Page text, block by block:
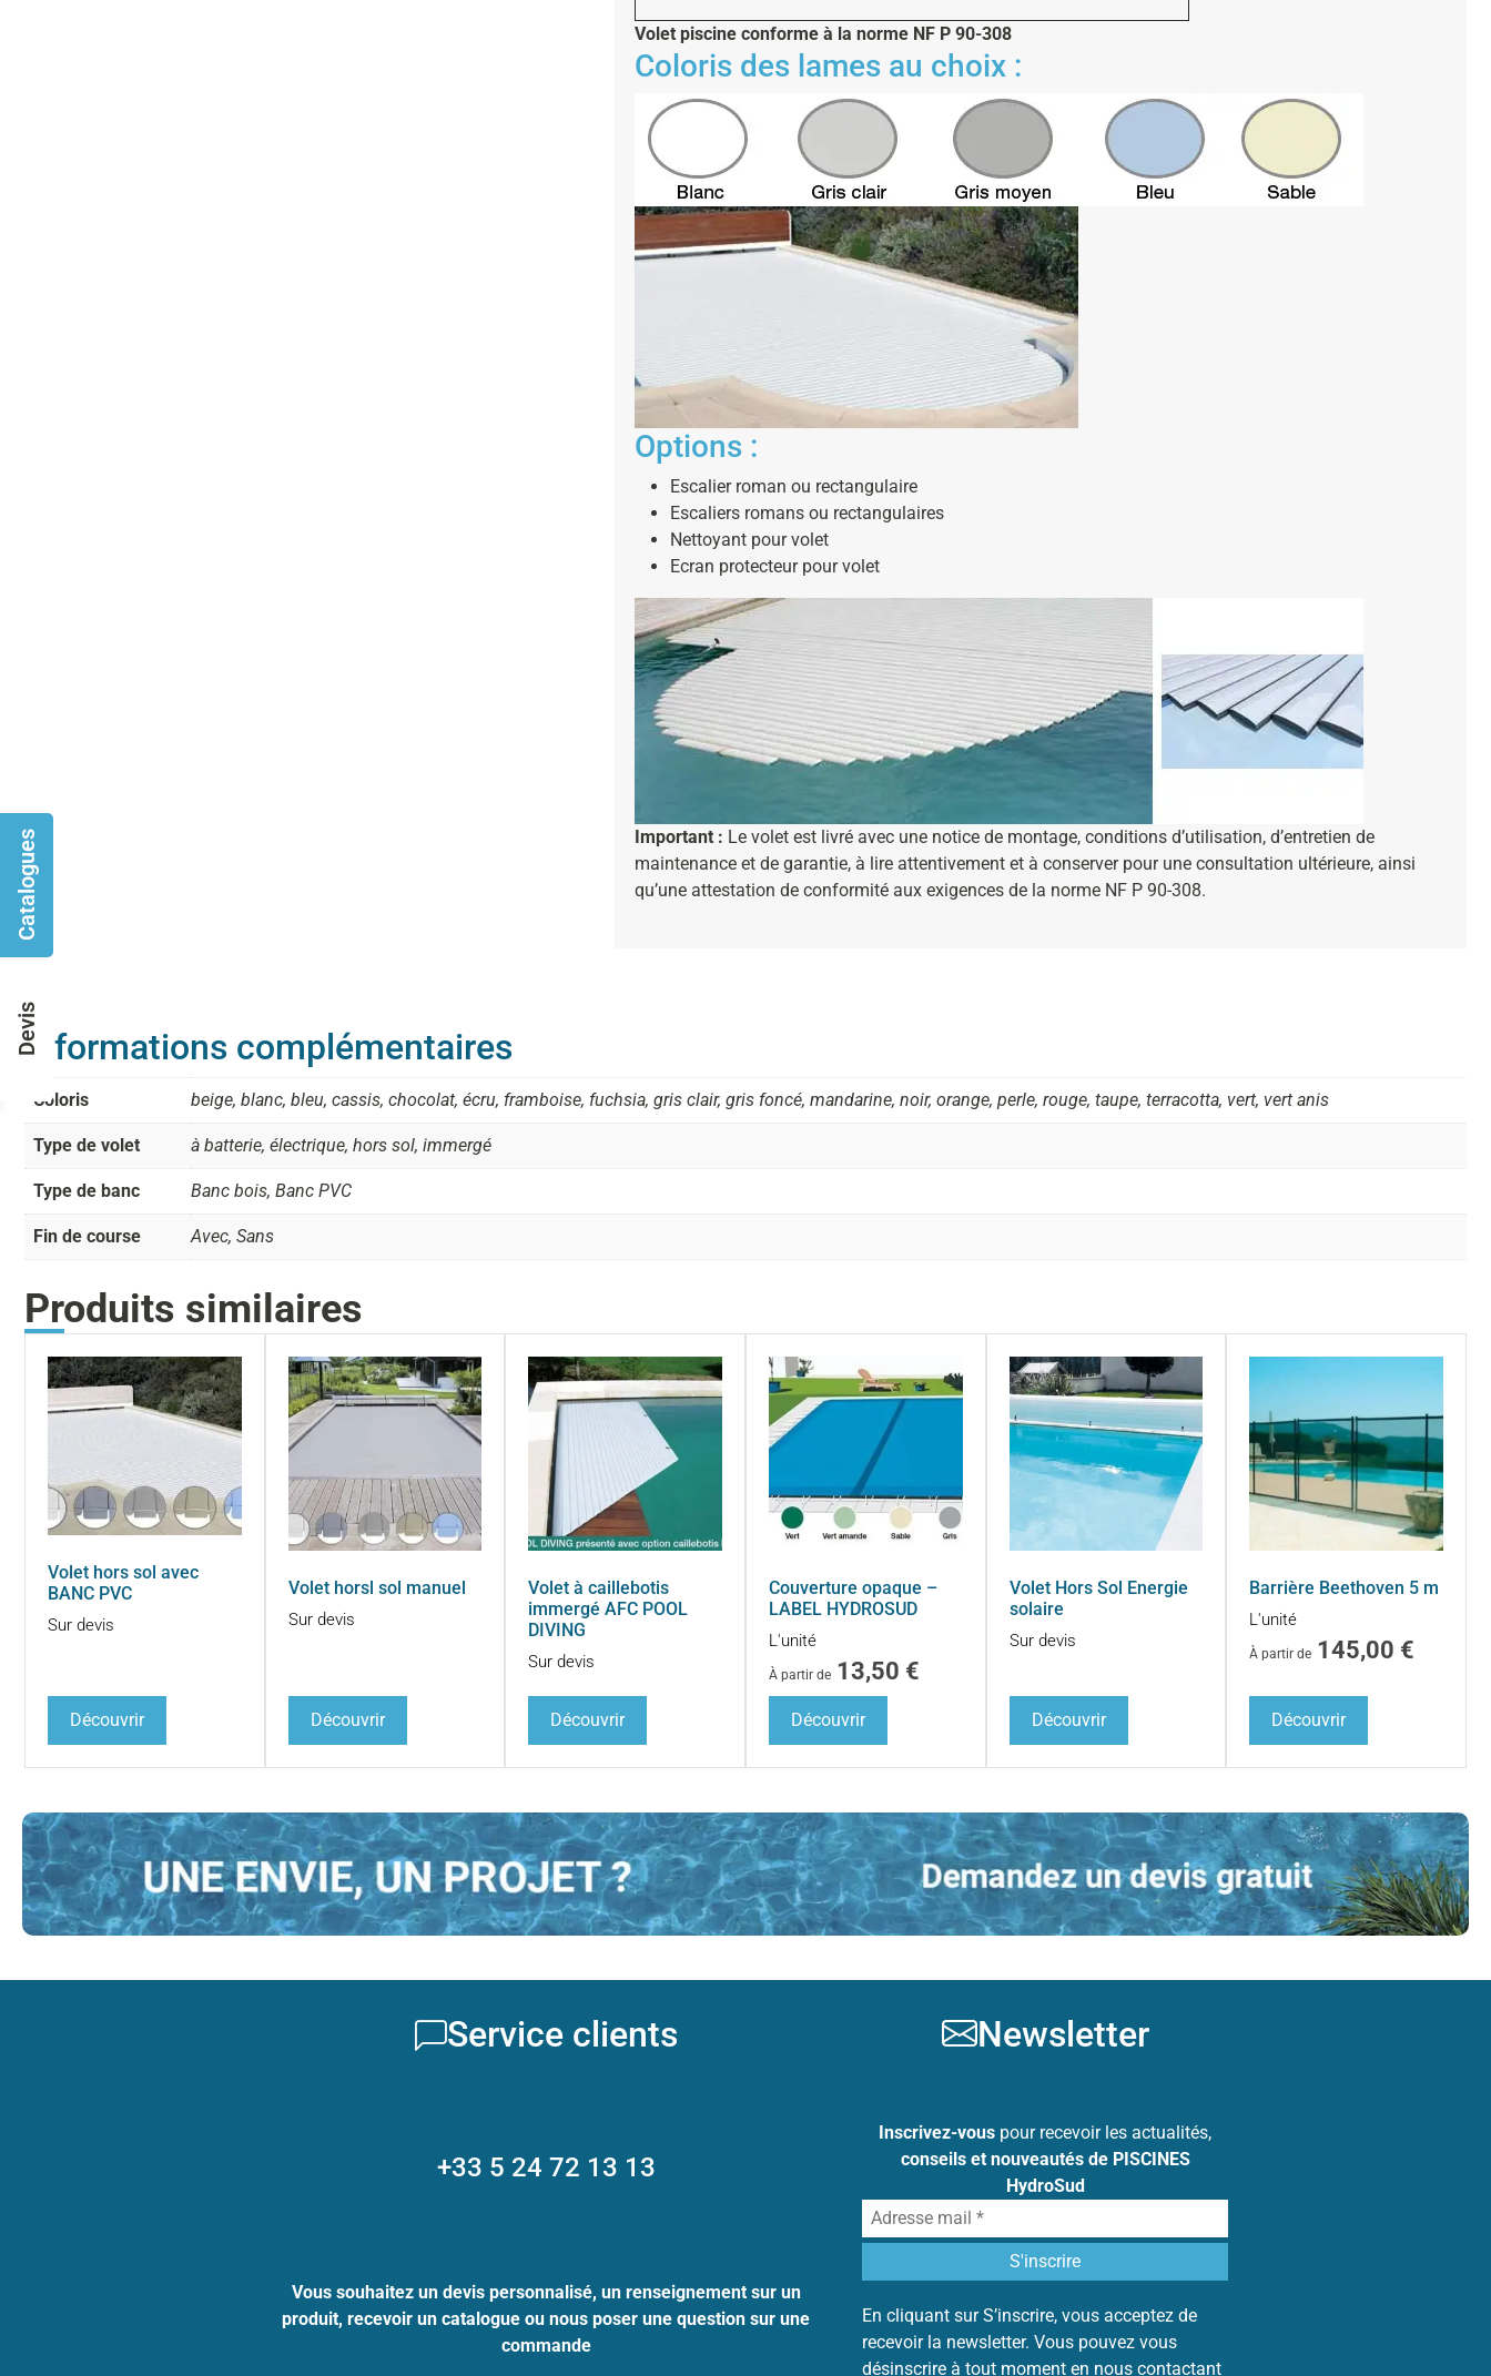
Catalogues
Devis
Volet piscine conforme à la norme NF P 90-308
Coloris des lames au choix :
Options :
Escalier roman ou rectangulaire
Escaliers romans ou rectangulaires
Nettoyant pour volet
Ecran protecteur pour volet
Important : Le volet est livré avec une notice de montage, conditions d’utilisation, d’entretien de
maintenance et de garantie, à lire attentivement et à conserver pour une consultation ultérieure, ainsi
qu’une attestation de conformité aux exigences de la norme NF P 90-308.
Informations complémentaires
Coloris beige, blanc, bleu, cassis, chocolat, écru, framboise, fuchsia, gris clair, gris foncé, mandarine, noir, orange, perle, rouge, taupe, terracotta, vert, vert anis
Type de volet à batterie, électrique, hors sol, immergé
Type de banc Banc bois, Banc PVC
Fin de course Avec, Sans
Produits similaires
Volet hors sol avec
BANC PVC
Sur devis
Découvrir
Volet horsl sol manuel
Sur devis
Découvrir
Volet à caillebotis
immergé AFC POOL
DIVING
Sur devis
Découvrir
Couverture opaque –
LABEL HYDROSUD
L'unité
À partir de 13,50 €
Découvrir
Volet Hors Sol Energie
solaire
Sur devis
Découvrir
Barrière Beethoven 5 m
L'unité
À partir de 145,00 €
Découvrir
Service clients
+33 5 24 72 13 13
Vous souhaitez un devis personnalisé, un renseignement sur un
produit, recevoir un catalogue ou nous poser une question sur une
commande
Newsletter
Inscrivez-vous pour recevoir les actualités,
conseils et nouveautés de PISCINES
HydroSud
En cliquant sur S’inscrire, vous acceptez de
recevoir la newsletter. Vous pouvez vous
désinscrire à tout moment en nous contactant